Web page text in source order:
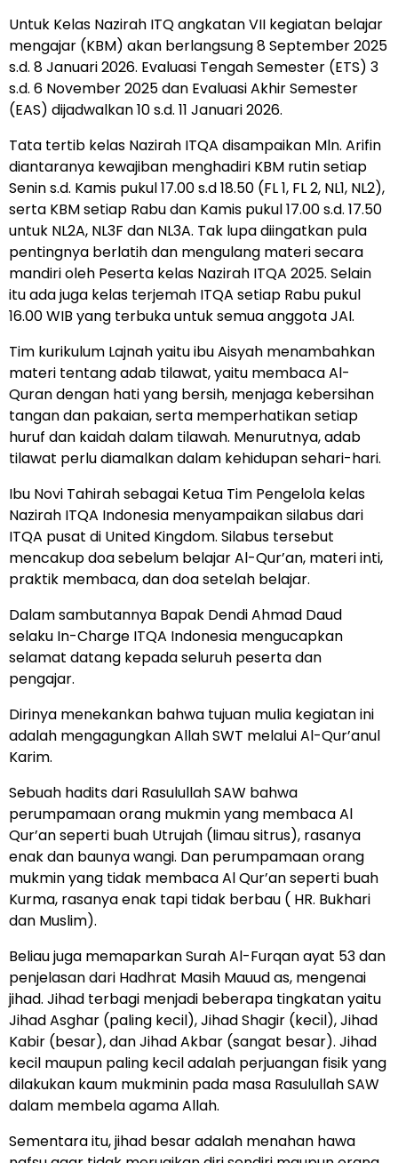
Untuk Kelas Nazirah ITQ angkatan VII kegiatan belajar
mengajar (KBM) akan berlangsung 8 September 2025
s.d. 8 Januari 2026. Evaluasi Tengah Semester (ETS) 3
s.d. 6 November 2025 dan Evaluasi Akhir Semester
(EAS) dijadwalkan 10 s.d. 11 Januari 2026.
Tata tertib kelas Nazirah ITQA disampaikan Mln. Arifin
diantaranya kewajiban menghadiri KBM rutin setiap
Senin s.d. Kamis pukul 17.00 s.d 18.50 (FL 1, FL 2, NL1, NL2),
serta KBM setiap Rabu dan Kamis pukul 17.00 s.d. 17.50
untuk NL2A, NL3F dan NL3A. Tak lupa diingatkan pula
pentingnya berlatih dan mengulang materi secara
mandiri oleh Peserta kelas Nazirah ITQA 2025. Selain
itu ada juga kelas terjemah ITQA setiap Rabu pukul
16.00 WIB yang terbuka untuk semua anggota JAI.
Tim kurikulum Lajnah yaitu ibu Aisyah menambahkan
materi tentang adab tilawat, yaitu membaca Al-
Quran dengan hati yang bersih, menjaga kebersihan
tangan dan pakaian, serta memperhatikan setiap
huruf dan kaidah dalam tilawah. Menurutnya, adab
tilawat perlu diamalkan dalam kehidupan sehari-hari.
Ibu Novi Tahirah sebagai Ketua Tim Pengelola kelas
Nazirah ITQA Indonesia menyampaikan silabus dari
ITQA pusat di United Kingdom. Silabus tersebut
mencakup doa sebelum belajar Al-Qur’an, materi inti,
praktik membaca, dan doa setelah belajar.
Dalam sambutannya Bapak Dendi Ahmad Daud
selaku In-Charge ITQA Indonesia mengucapkan
selamat datang kepada seluruh peserta dan
pengajar.
Dirinya menekankan bahwa tujuan mulia kegiatan ini
adalah mengagungkan Allah SWT melalui Al-Qur’anul
Karim.
Sebuah hadits dari Rasulullah SAW bahwa
perumpamaan orang mukmin yang membaca Al
Qur’an seperti buah Utrujah (limau sitrus), rasanya
enak dan baunya wangi. Dan perumpamaan orang
mukmin yang tidak membaca Al Qur’an seperti buah
Kurma, rasanya enak tapi tidak berbau ( HR. Bukhari
dan Muslim).
Beliau juga memaparkan Surah Al-Furqan ayat 53 dan
penjelasan dari Hadhrat Masih Mauud as, mengenai
jihad. Jihad terbagi menjadi beberapa tingkatan yaitu
Jihad Asghar (paling kecil), Jihad Shagir (kecil), Jihad
Kabir (besar), dan Jihad Akbar (sangat besar). Jihad
kecil maupun paling kecil adalah perjuangan fisik yang
dilakukan kaum mukminin pada masa Rasulullah SAW
dalam membela agama Allah.
Sementara itu, jihad besar adalah menahan hawa